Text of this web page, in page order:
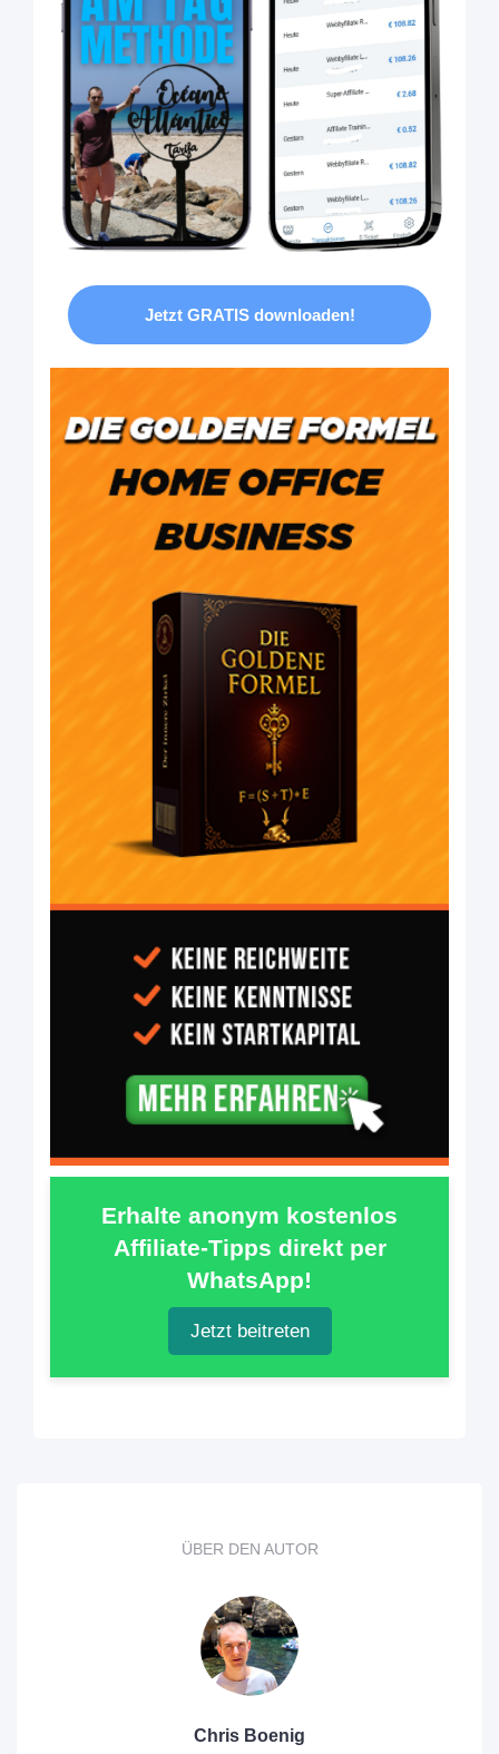
Jetzt GRATIS downloaden!
Erhalte anonym kostenlos
Affiliate-Tipps direkt per
WhatsApp!
Jetzt beitreten
ÜBER DEN AUTOR
Chris Boenig